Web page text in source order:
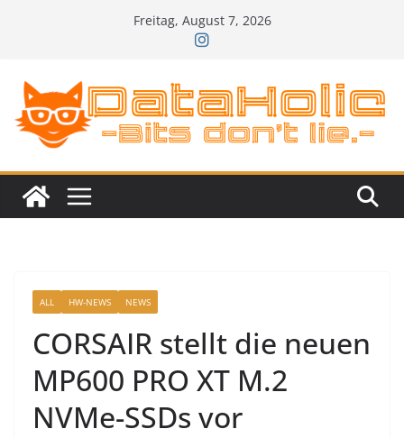
Freitag, August 7, 2026
ALL HW-NEWS NEWS
CORSAIR stellt die neuen
MP600 PRO XT M.2
NVMe-SSDs vor